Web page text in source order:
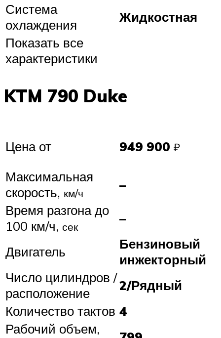
Система
охлаждения
Жидкостная
Показать все
характеристики
KTM 790 Duke
Цена от 949 900 ₽
Максимальная
скорость, км/ч
–
Время разгона до
100 км/ч, сек
–
Двигатель
Бензиновый
инжекторный
Число цилиндров /
расположение
2/Рядный
Количество тактов 4
Рабочий объем,